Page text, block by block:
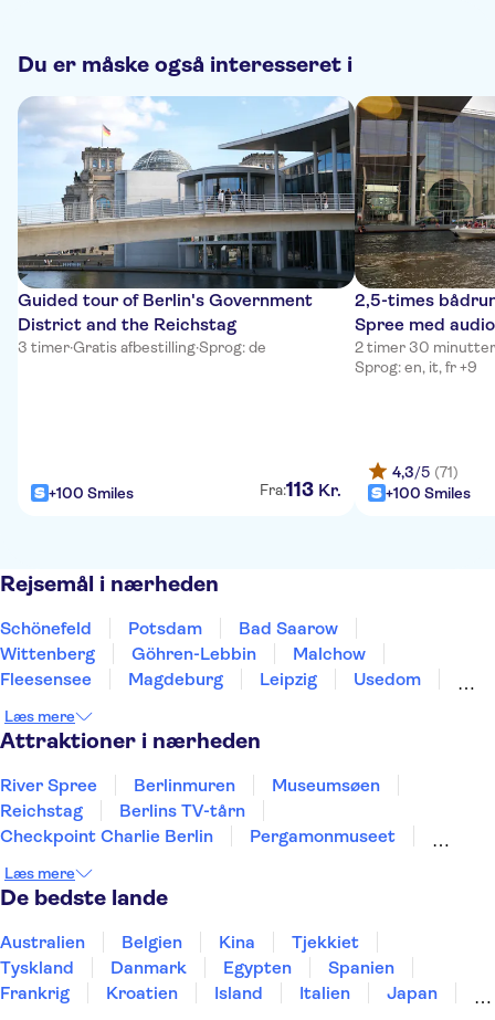
Du er måske også interesseret i
Guided tour of Berlin's Government
District and the Reichstag
3 timer·Gratis afbestilling·Sprog: de
+100 Smiles Fra:113 Kr.
2,5-times
Spree med
2 timer 30 minutter
Sprog: en, it, fr +9
4,3/5 (71)
+100 Smiles
Rejsemål i nærheden
Schönefeld Potsdam
Bad Saarow
Wittenberg
Göhren-Lebbin
Malchow
Fleesensee
Magdeburg Leipzig
Usedom
Schwerin
Læs mere
Attraktioner i nærheden
River Spree Berlinmuren
Museumsøen
Reichstag
Berlins TV-tårn
Checkpoint Charlie Berlin
Pergamonmuseet
Alexanderplatz
Elbphilharmonie
Læs mere
De bedste lande
Australien Belgien Kina
Tjekkiet
Tyskland
Danmark Egypten
Spanien
Frankrig
Kroatien Island Italien
Japan